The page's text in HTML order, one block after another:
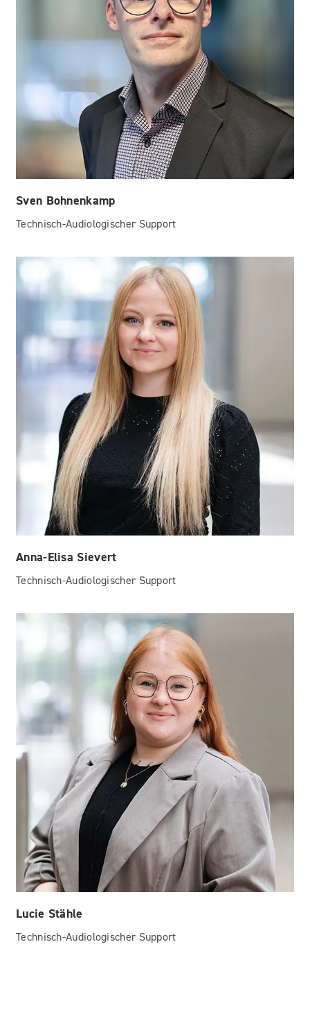
Sven Bohnenkamp
Technisch-Audiologischer Support
Anna-Elisa Sievert
Technisch-Audiologischer Support
Lucie Stähle
Technisch-Audiologischer Support